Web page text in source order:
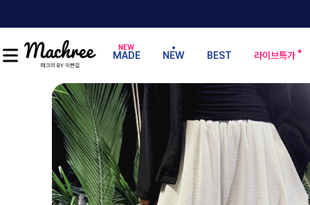
MADE NEW BEST 라이브특가